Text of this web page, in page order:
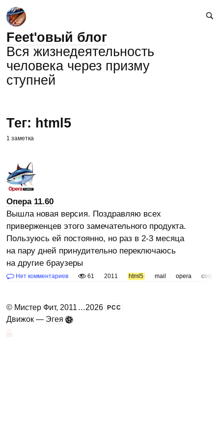
Feet'овый блог
Вся жизнедеятельность
человека через призму
ступней
Тег: html5
1 заметка
Опера 11.60
Вышла новая версия. Поздравляю всех
приверженцев этого замечательного продукта.
Пользуюсь ей постоянно, но раз в 2-3 месяца
на пару дней принудительно переключаюсь
на другие браузеры
Нет комментариев 61 2011 html5 mail opera софт
© Мистер Фит, 2011 ...2026 РСС
Движок — Эгея